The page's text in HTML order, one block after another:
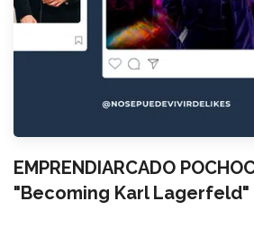
EMPRENDIARCADO
"Becoming Karl Lagerfeld"